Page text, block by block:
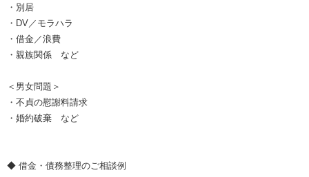
・別居
・DV／モラハラ
・借金／浪費
・親族関係 など
＜男女問題＞
・不貞の慰謝料請求
・婚約破棄 など
◆ 借金・債務整理のご相談例